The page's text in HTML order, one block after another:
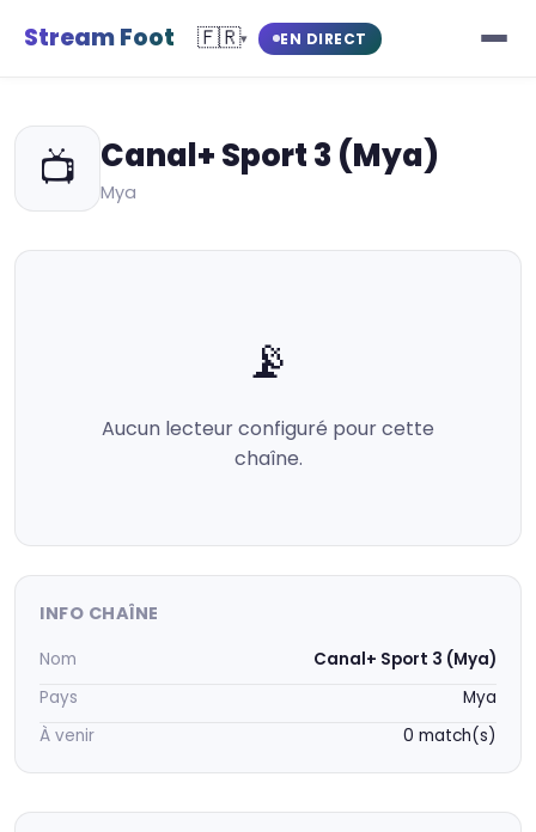
Stream Foot 🇫🇷▾ EN DIRECT
📺 Canal+ Sport 3 (Mya)
Mya
📡
Aucun lecteur configuré pour cette
chaîne.
INFO CHAÎNE
Nom
Canal+ Sport 3 (Mya)
Pays
Mya
À venir
0 match(s)